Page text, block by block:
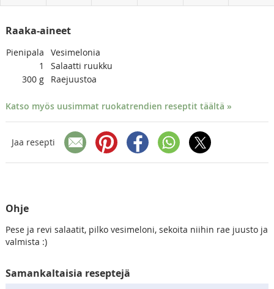
Raaka-aineet
Pienipala
Vesimelonia
1
Salaatti ruukku
300 g Raejuustoa
Katso myös uusimmat ruokatrendien reseptit täältä »
Jaa resepti
Ohje
Pese ja revi salaatit, pilko vesimeloni, sekoita niihin rae juusto ja
valmista :)
Samankaltaisia reseptejä